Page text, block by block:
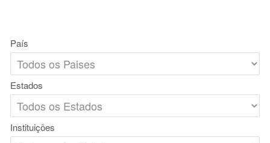
País
Estados
Instituições